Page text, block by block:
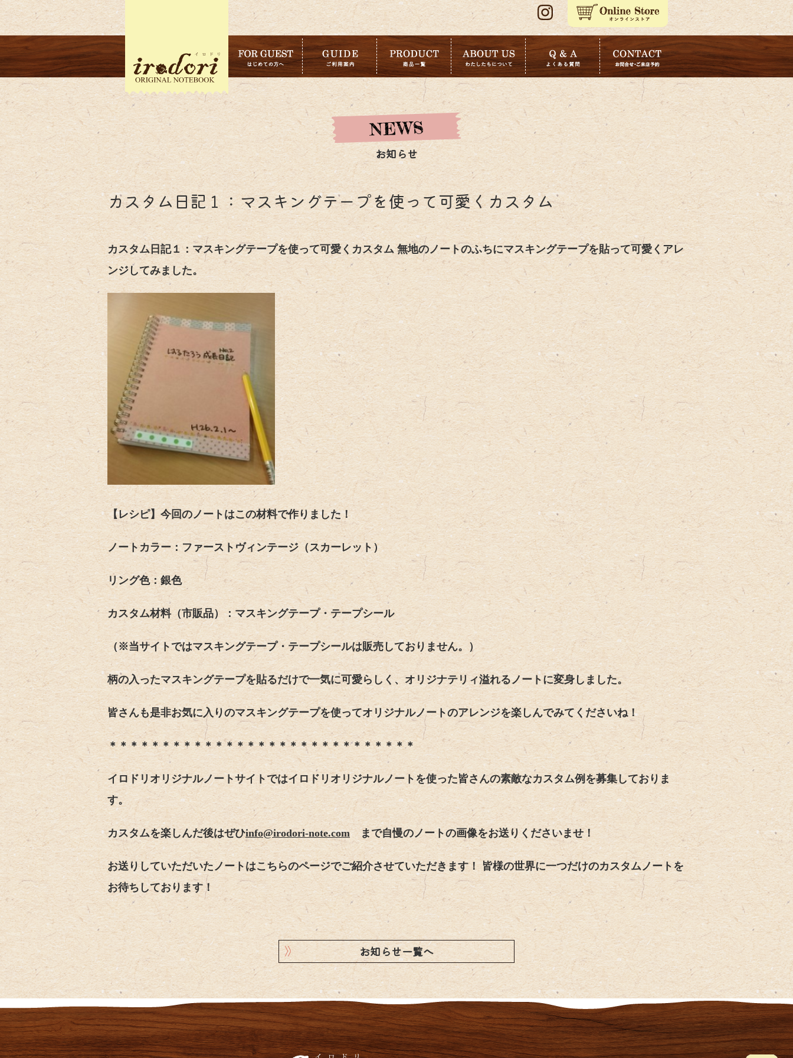
お知らせ
カスタム日記１：マスキングテープを使って可愛くカスタム
カスタム日記１：マスキングテープを使って可愛くカスタム 無地のノートのふちにマスキングテープを貼って可愛くアレ
ンジしてみました。
【レシピ】今回のノートはこの材料で作りました！
ノートカラー：ファーストヴィンテージ（スカーレット）
リング色：銀色
カスタム材料（市販品）：マスキングテープ・テープシール
（※当サイトではマスキングテープ・テープシールは販売しておりません。）
柄の入ったマスキングテープを貼るだけで一気に可愛らしく、オリジナテ リ ィ溢れるノートに変身しました。
皆さんも是非お気に入りのマスキングテープを使ってオリジナルノートのアレンジを楽しんでみてくださいね！
＊＊＊＊＊＊＊＊＊＊＊＊＊＊＊＊＊＊＊＊＊＊＊＊＊＊＊＊＊
イロドリオリジナルノートサイトではイロドリオリジナルノートを使った皆さんの素敵なカスタム例を募集しておりま
す。
カスタムを楽しんだ後はぜひinfo@irodori-note.comまで自慢のノートの画像をお送りくださいませ！
お送りしていただいたノートはこちらのページでご紹介させていただきます！ 皆様の世界に一つだけのカスタムノートを
お待ちしております！
お知らせ一覧へ